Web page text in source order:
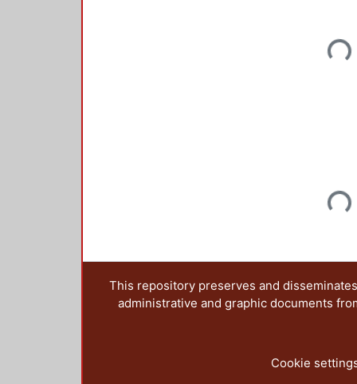
This repository preserves and
administrative and graphic documents
Cookie